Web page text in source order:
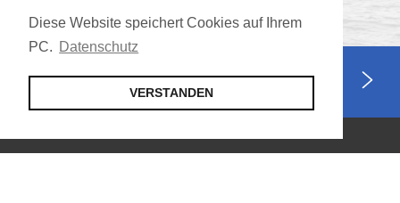
Diese Website speichert Cookies auf Ihrem
PC. Datenschutz
VERSTANDEN
Jetzt Mitglied werden